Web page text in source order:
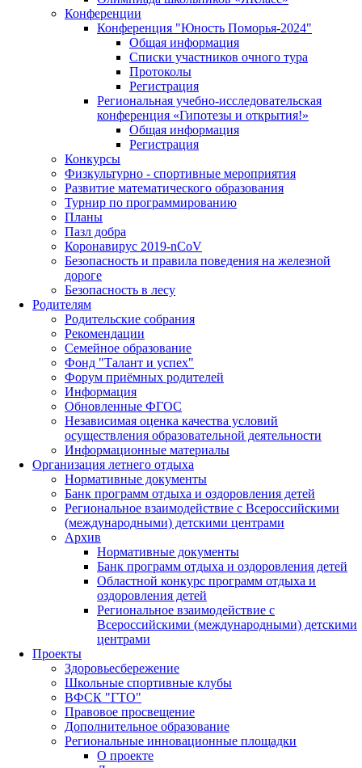
Конференции
Конференция "Юность Поморья-2024"
Общая информация
Списки участников очного тура
Протоколы
Регистрация
Региональная учебно-исследовательская
конференция «Гипотезы и открытия!»
Общая информация
Регистрация
Конкурсы
Физкультурно - спортивные мероприятия
Развитие математического образования
Турнир по программированию
Планы
Пазл добра
Коронавирус 2019-nCoV
Безопасность и правила поведения на железной
дороге
Безопасность в лесу
Родителям
Родительские собрания
Рекомендации
Семейное образование
Фонд "Талант и успех"
Форум приёмных родителей
Информация
Обновленные ФГОС
Независимая оценка качества условий
осуществления образовательной деятельности
Информационные материалы
Организация летнего отдыха
Нормативные документы
Банк программ отдыха и оздоровления детей
Региональное взаимодействие с Всероссийскими
(международными) детскими центрами
Архив
Нормативные документы
Банк программ отдыха и оздоровления детей
Областной конкурс программ отдыха и
оздоровления детей
Региональное взаимодействие с
Всероссийскими (международными) детскими
центрами
Проекты
Здоровьесбережение
Школьные спортивные клубы
ВФСК "ГТО"
Правовое просвещение
Дополнительное образование
Региональные инновационные площадки
О проекте